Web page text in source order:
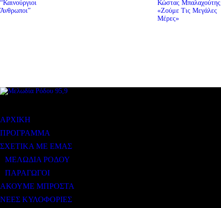
“Καινούργιοι
Άνθρωποι”
Κώστας Μπαλαχούτης
«Ζούμε Τις Μεγάλες
Μέρες»
ΜΕΝΟΥ
ΑΡΧΙΚΗ
ΠΡΟΓΡΑΜΜΑ
ΣΧΕΤΙΚΑ ΜΕ ΕΜΑΣ
ΜΕΛΩΔΙΑ ΡΟΔΟΥ
ΠΑΡΑΓΩΓΟΙ
ΑΚΟΥΜΕ ΜΠΡΟΣΤΑ
ΝΕΕΣ ΚΥΛΟΦΟΡΙΕΣ